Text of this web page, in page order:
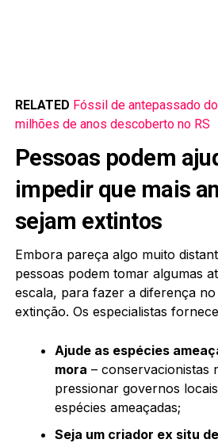
RELATED Fóssil de antepassado
milhões de anos descoberto no RS
Pessoas podem
impedir que mais
sejam extintos
Embora pareça algo muito
pessoas podem tomar algumas
escala, para fazer a diferença
extinção. Os especialistas
Ajude as espécies
mora – conservacionistas
pressionar governos
espécies ameaçadas;
Seja um criador ex situ